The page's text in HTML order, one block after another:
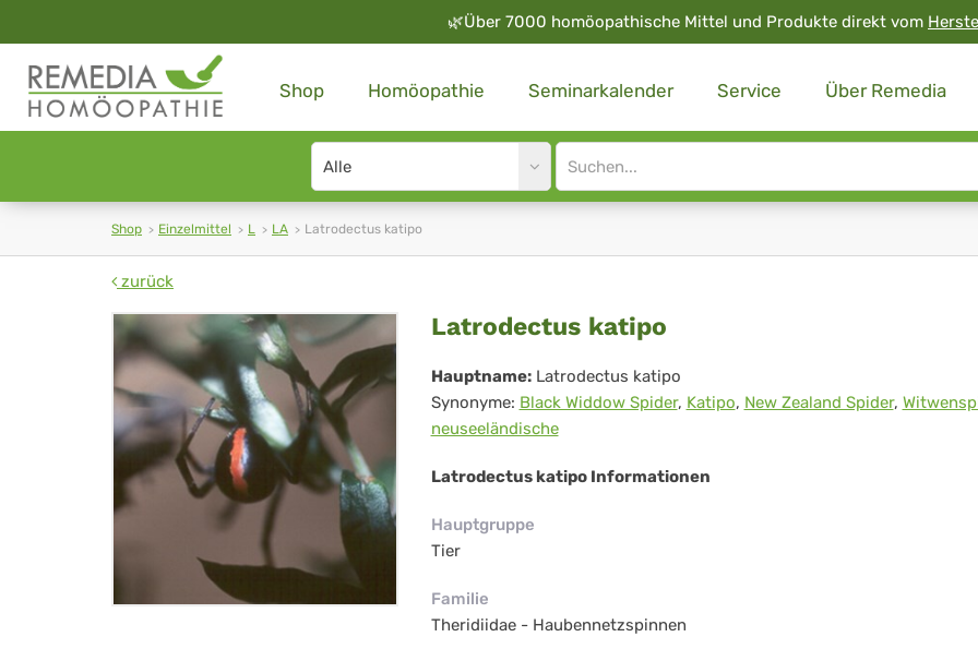
🌿Über 7000 homöopathische Mittel und Produkte direkt vom
Shop Homöopathie Seminarkalender Service Über Remedia
Search
type
Site
search
Shop Einzelmittel L LA Latrodectus katipo
zurück
Latrodectus
katipo
Latrodectus katipo
Hauptname: Latrodectus katipo
Synonyme: Black Widdow Spider, Katipo, New Zealand Spider,
neuseeländische
Latrodectus katipo Informationen
Hauptgruppe
Tier
Familie
Theridiidae - Haubennetzspinnen